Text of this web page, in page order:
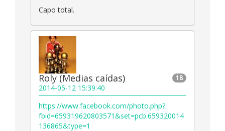
Capo total.
18
Roly (Medias caídas)
2014-05-12 15:39:40
https://www.facebook.com/photo.php?
fbid=659319620803571&set=pcb.659320014
136865&type=1